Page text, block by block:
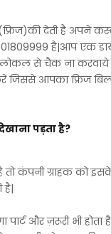
देती है अपने
है|आप एक
लोकल से चैक ना करवाये
आपका फ्रिज
पड़ता है?
तो कंपनी ग्राहक
है|
और ज़रूरी भी होता